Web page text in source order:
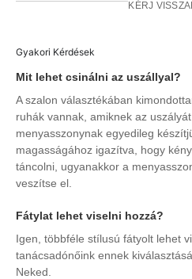
KÉRJ
Gyakori Kérdések
Mit lehet csinálni az uszállyal?
A szalon választékában
ruhák vannak, amiknek az
menyasszonynak egyedileg
magasságához igazítva, hogy
táncolni, ugyanakkor a
veszítse el.
Fátylat lehet viselni hozzá?
Igen, többféle stílusú fátyolt lehet
tanácsadónőink ennek
Neked.